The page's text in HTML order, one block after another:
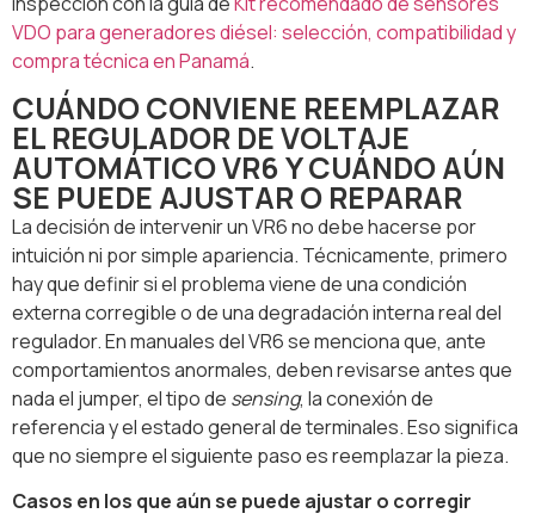
VDO para generadores diésel: selección, compatibilidad y
compra técnica en Panamá.
CUÁNDO CONVIENE REEMPLAZAR
EL REGULADOR DE VOLTAJE
AUTOMÁTICO VR6 Y CUÁNDO AÚN
SE PUEDE AJUSTAR O REPARAR
La decisión de intervenir un VR6 no debe hacerse por
intuición ni por simple apariencia. Técnicamente, primero
hay que definir si el problema viene de una condición
externa corregible o de una degradación interna real del
regulador. En manuales del VR6 se menciona que, ante
comportamientos anormales, deben revisarse antes que
nada el jumper, el tipo de sensing, la conexión de
referencia y el estado general de terminales. Eso significa
que no siempre el siguiente paso es reemplazar la pieza.
Casos en los que aún se puede ajustar o corregir